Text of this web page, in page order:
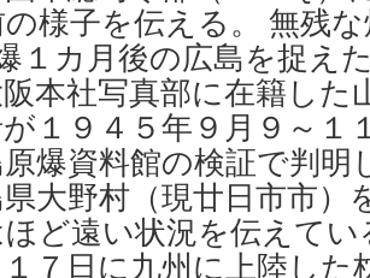
の様子を伝える。 無残
カ月後の広島を捉え
本社写真部に在籍した
１９４５年９月９～１
爆資料館の検証で判明
大野村（現廿日市市）
ど遠い状況を伝えてい
７日に九州に上陸した